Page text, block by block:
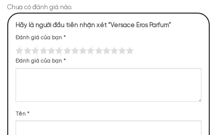
Mùi hương Versace Eros quý phái, sang trọng
NHỮNG NOTE HƯƠNG THEO CẢM NHẬN
Chưa có đánh giá nào.
Hãy là người đầu tiên nhận xét “Versace Eros Parfum”
Đánh giá của bạn *
Đánh giá của bạn *
Tên *